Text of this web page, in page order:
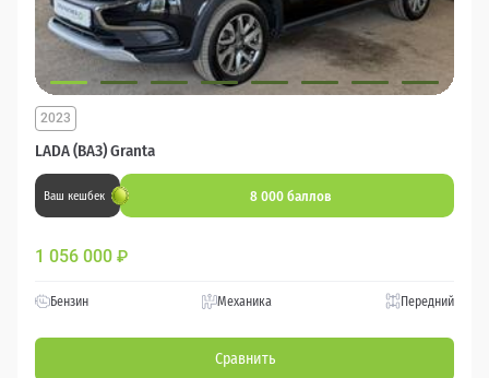
LADA (ВАЗ) Granta
2023
Ваш кешбек 8 000 баллов
1 056 000 ₽
Бензин Механика Передний
Сравнить